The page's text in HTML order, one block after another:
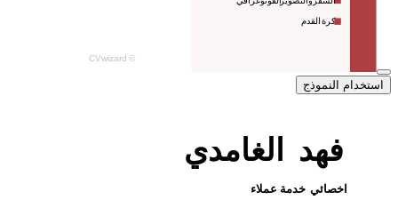
استخدام النموذج